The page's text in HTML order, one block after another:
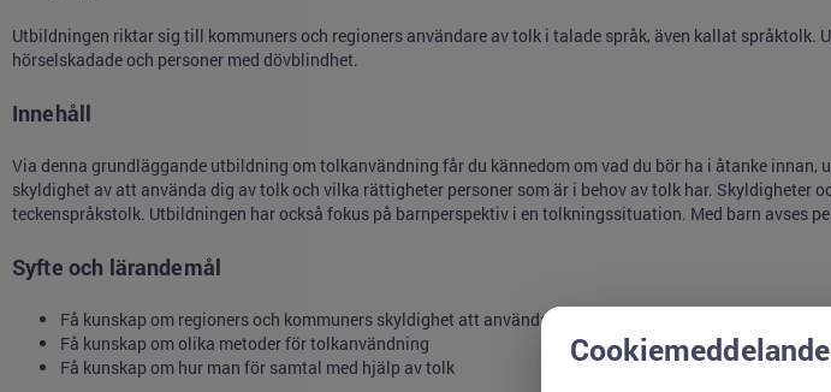
Utbildningen riktar sig till kommuners och regioners användare av tolk i talade språk, även kallat språktolk.
hörselskadade och personer med dövblindhet.
Innehåll
Via denna grundläggande utbildning om tolkanvändning får du kännedom om vad du bör ha i åtanke innan,
skyldighet av att använda dig av tolk och vilka rättigheter personer som är i behov av tolk har. Skyldigheter
teckenspråkstolk. Utbildningen har också fokus på barnperspektiv i en tolkningssituation. Med barn avses
Syfte och lärandemål
Få kunskap om regioners och kommuners skyldighet att använda tolk samt invånarnas rättigheter till
Få kunskap om olika metoder för tolkanvändning
Få kunskap om hur man för samtal med hjälp av tolk
Cookiemeddelande